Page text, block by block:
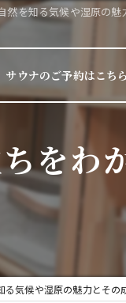
然を知る気候や湿原の
サウナのご予約はこちら
をわ
る気候や湿原の魅力とその